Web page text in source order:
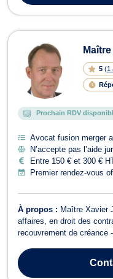
5 (1
Prochain RDV
Avocat fusion merger
N’accepte pas l’aide
Entre 150 € et 300 €
Premier rendez-vous
À propos : Maître Xavier
affaires, en droit des
recouvrement de créance
clients en contentieux, et
leurs litiges et...